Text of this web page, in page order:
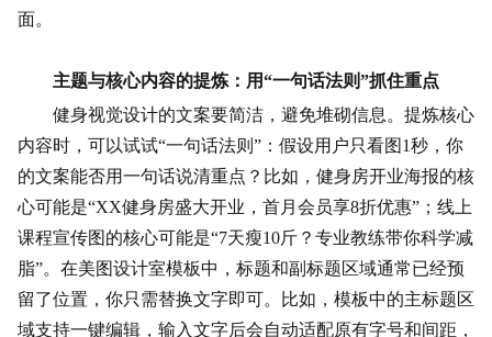
面。
主题与核心内容的提炼：用“一句话法则”抓住重点
健身视觉设计的文案要简洁，避免堆砌信息。提炼核心
内容时，可以试试“一句话法则”：假设用户只看图1秒，你
的文案能否用一句话说清重点？比如，健身房开业海报的核
心可能是“XX健身房盛大开业，首月会员享8折优惠”；线上
课程宣传图的核心可能是“7天瘦10斤？专业教练带你科学减
脂”。在美图设计室模板中，标题和副标题区域通常已经预
留了位置，你只需替换文字即可。比如，模板中的主标题区
域支持一键编辑，输入文字后会自动适配原有字号和间距，